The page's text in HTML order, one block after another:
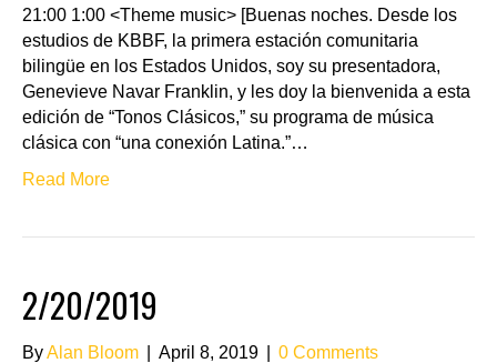
21:00 1:00 <Theme music> [Buenas noches. Desde los
estudios de KBBF, la primera estación comunitaria
bilingüe en los Estados Unidos, soy su presentadora,
Genevieve Navar Franklin, y les doy la bienvenida a esta
edición de “Tonos Clásicos,” su programa de música
clásica con “una conexión Latina.”…
Read More
2/20/2019
ByAlan Bloom April 8, 2019 0 Comments